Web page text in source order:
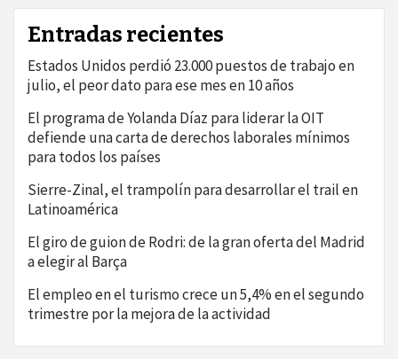
Entradas recientes
Estados Unidos perdió 23.000 puestos de trabajo en
julio, el peor dato para ese mes en 10 años
El programa de Yolanda Díaz para liderar la OIT
defiende una carta de derechos laborales mínimos
para todos los países
Sierre-Zinal, el trampolín para desarrollar el trail en
Latinoamérica
El giro de guion de Rodri: de la gran oferta del Madrid
a elegir al Barça
El empleo en el turismo crece un 5,4% en el segundo
trimestre por la mejora de la actividad